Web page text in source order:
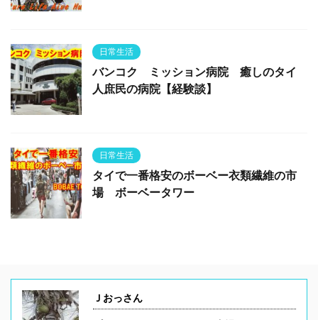
日常生活
バンコク ミッション病院 癒しのタイ
人庶民の病院【経験談】
日常生活
タイで一番格安のボーベー衣類繊維の市
場 ボーベータワー
Ｊおっさん